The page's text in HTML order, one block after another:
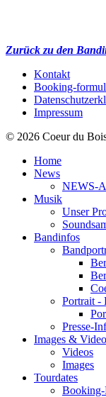
Zurück zu den
Kontakt
Booking-
Impressum
© 2026 Coeur du
Home
News
NEWS-
Musik
Unser
Bandinfos
Portrait -
Presse-
Images &
Videos
Images
Tourdates